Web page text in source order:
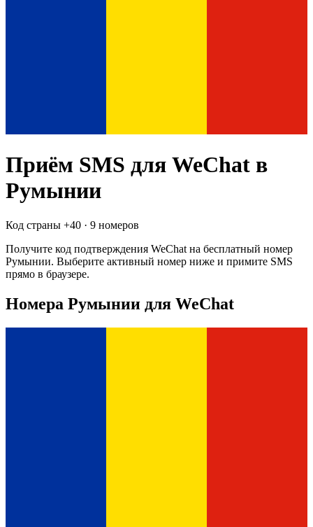
Приём SMS для WeChat в
Румынии
Код страны +40 · 9 номеров
Получите код подтверждения WeChat на бесплатный номер
Румынии. Выберите активный номер ниже и примите SMS
прямо в браузере.
Номера Румынии для WeChat